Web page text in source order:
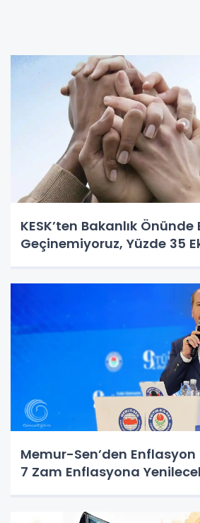
KESK’ten Bakanlık Önünde
Geçinemiyoruz, Yüzde 35
Memur-Sen’den Enflasyon
7 Zam Enflasyona